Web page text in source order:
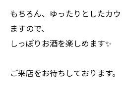
もちろん、ゆったりとしたカ
ますので、
しっぽりお酒を楽しめます✨
ご来店をお待ちしております。